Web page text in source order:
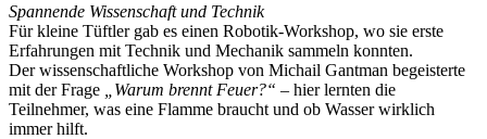
Spannende Wissenschaft und Technik
Für kleine Tüftler gab es einen Robotik-Workshop, wo sie erste
Erfahrungen mit Technik und Mechanik sammeln konnten.
Der wissenschaftliche Workshop von Michail Gantman begeisterte
mit der Frage
„Warum brennt Feuer?“ – hier lernten die
Teilnehmer, was eine Flamme braucht und ob Wasser wirklich
immer hilft.